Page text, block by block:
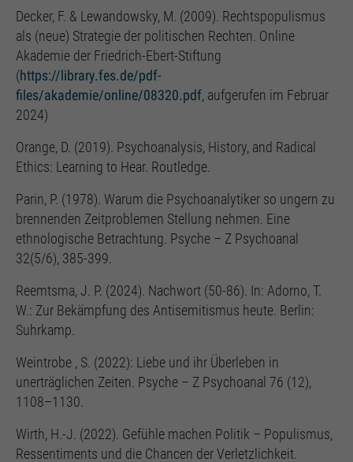
Decker, F. & Lewandowsky, M. (2009). Rechtspopulismus
als (neue) Strategie der politischen Rechten. Online
Akademie der Friedrich-Ebert-Stiftung
(https://library.fes.de/pdf-
files/akademie/online/08320.pdf, aufgerufen im Februar
2024)
Orange, D. (2019). Psychoanalysis, History, and Radical
Ethics: Learning to Hear. Routledge.
Parin, P. (1978). Warum die Psychoanalytiker so ungern zu
brennenden Zeitproblemen Stellung nehmen. Eine
ethnologische Betrachtung. Psyche – Z Psychoanal
32(5/6), 385-399.
Reemtsma, J. P. (2024). Nachwort (50-86). In: Adorno, T.
W.: Zur Bekämpfung des Antisemitismus heute. Berlin:
Suhrkamp.
Weintrobe , S. (2022): Liebe und ihr Überleben in
unerträglichen Zeiten. Psyche – Z Psychoanal 76 (12),
1108–1130.
Wirth, H.-J. (2022). Gefühle machen Politik – Populismus,
Ressentiments und die Chancen der Verletzlichkeit.